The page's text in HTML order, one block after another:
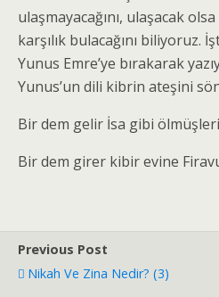
ulaşmayacağını, ulaşacak
karşılık bulacağını biliyoruz.
Yunus Emre’ye bırakarak
Yunus’un dili kibrin ateşini
Bir dem gelir İsa gibi
Bir dem girer kibir evine
Previous Post
Nikah Ve Zina Nedir? (3)